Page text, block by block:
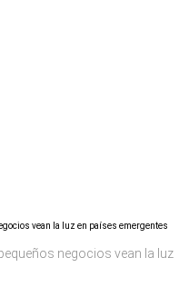
negocios vean la luz